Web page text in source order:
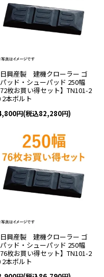
興産製 建機クローラー ゴ
ッド・シューパッド 250幅
72枚お買い得セット】TN101-2
2本ボルト
円(税込82,280円)
興産製 建機クローラー ゴ
ッド・シューパッド 250幅
76枚お買い得セット】TN101-2
2本ボルト